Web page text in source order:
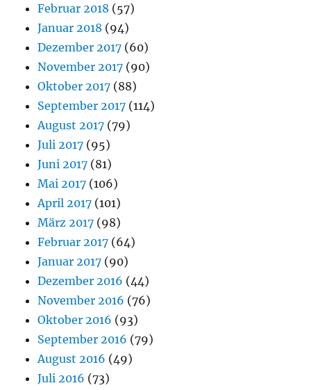
Februar 2018 (57)
Januar 2018 (94)
Dezember 2017 (60)
November 2017 (90)
Oktober 2017 (88)
September 2017 (114)
August 2017 (79)
Juli 2017 (95)
Juni 2017 (81)
Mai 2017 (106)
April 2017 (101)
März 2017 (98)
Februar 2017 (64)
Januar 2017 (90)
Dezember 2016 (44)
November 2016 (76)
Oktober 2016 (93)
September 2016 (79)
August 2016 (49)
Juli 2016 (73)